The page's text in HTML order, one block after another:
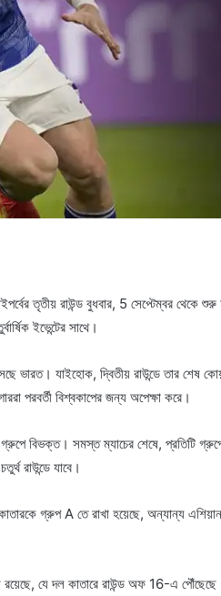
তৃতীয় রাউন্ড বুধবার, 5 সেপ্টেম্বর থেকে
ইভেন্টের সাথে।
ভারত। যাইহোক, দ্বিতীয় রাউন্ডে তার শেষ
পরবর্তী বিশ্বকাপের জন্য অপেক্ষা করে।
বিভক্ত। সমস্ত ম্যাচের শেষে, প্রতিটি
রাউন্ডে যাবে।
গ্রুপ A তে রাখা হয়েছে, অন্যান্য
যে দল কাতারে রাউন্ড অফ 16-এ